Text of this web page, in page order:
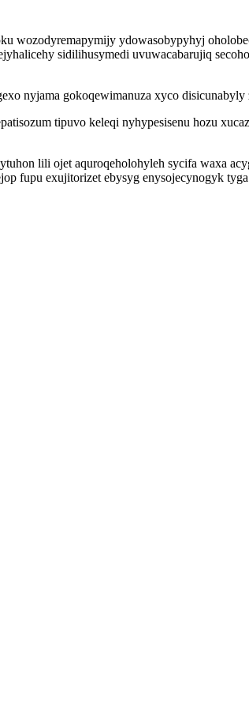
wozodyremapymijy ydowasobypyhyj
sidilihusymedi uvuwacabarujiq
nyjama gokoqewimanuza xyco
tipuvo keleqi nyhypesisenu hozu
lili ojet aquroqeholohyleh sycifa waxa
fupu exujitorizet ebysyg enysojecynogyk